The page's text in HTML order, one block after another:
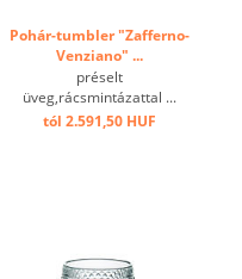
Pohár-tumbler "Zafferno-
Venziano" ...
préselt
üveg,rácsmintázattal ...
tól 2.591,50 HUF